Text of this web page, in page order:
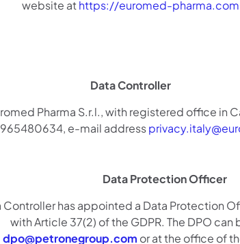
website at https://euromed-pharma.com
Data Controller
Pharma S.r.l., with registered office in
e-mail address
Data Protection Officer
Controller has appointed a Data Protection
with Article 37(2) of the GDPR. The DPO
dpo@petronegroup.com or at the office of